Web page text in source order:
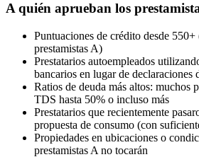
A quién aprueban los
Puntuaciones de crédito desde 550+
prestamistas A)
Prestatarios autoempleados
bancarios en lugar de declaraciones
Ratios de deuda más altos: muchos
TDS hasta 50% o incluso más
Prestatarios que recientemente
propuesta de consumo (con
Propiedades en ubicaciones o
prestamistas A no tocarán